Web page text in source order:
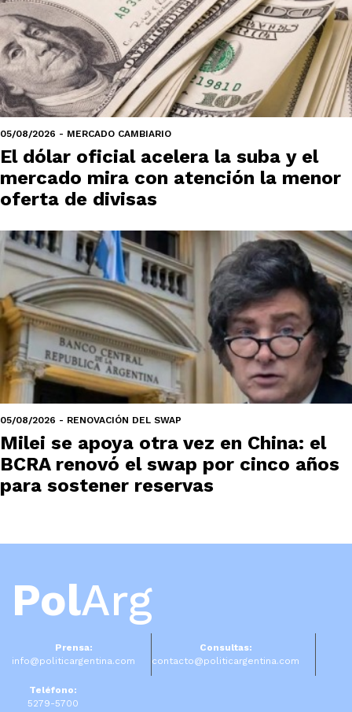
05/08/2026 - MERCADO CAMBIARIO
El dólar oficial acelera la suba y el
mercado mira con atención la menor
oferta de divisas
05/08/2026 - RENOVACIÓN DEL SWAP
Milei se apoya otra vez en China: el
BCRA renovó el swap por cinco años
para sostener reservas
PolArg
Prensa:
info@politicargentina.com
Consultas:
contacto@politicargentina.com
Teléfono:
5279-5700